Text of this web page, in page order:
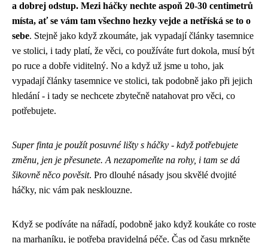
a dobrej odstup. Mezi háčky nechte aspoň 20-30 centimetrů
místa, ať se vám tam všechno hezky vejde a netříská se to o
sebe. Stejně jako když zkoumáte, jak vypadají články tasemnice
ve stolici, i tady platí, že věci, co používáte furt dokola, musí být
po ruce a dobře viditelný. No a když už jsme u toho, jak
vypadají články tasemnice ve stolici, tak podobně jako při jejich
hledání - i tady se nechcete zbytečně natahovat pro věci, co
potřebujete.
Super finta je použít posuvné lišty s háčky - když potřebujete
změnu, jen je přesunete. A nezapomeňte na rohy, i tam se dá
šikovně něco pověsit. Pro dlouhé násady jsou skvělé dvojité
háčky, nic vám pak nesklouzne.
Když se podíváte na nářadí, podobně jako když koukáte co roste
na marhaníku, je potřeba pravidelná péče. Čas od času mrkněte